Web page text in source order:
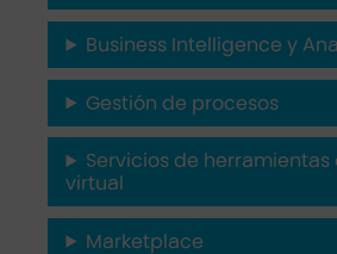
Business Intelligence y
Gestión de procesos
Servicios de herramientas
virtual
Marketplace